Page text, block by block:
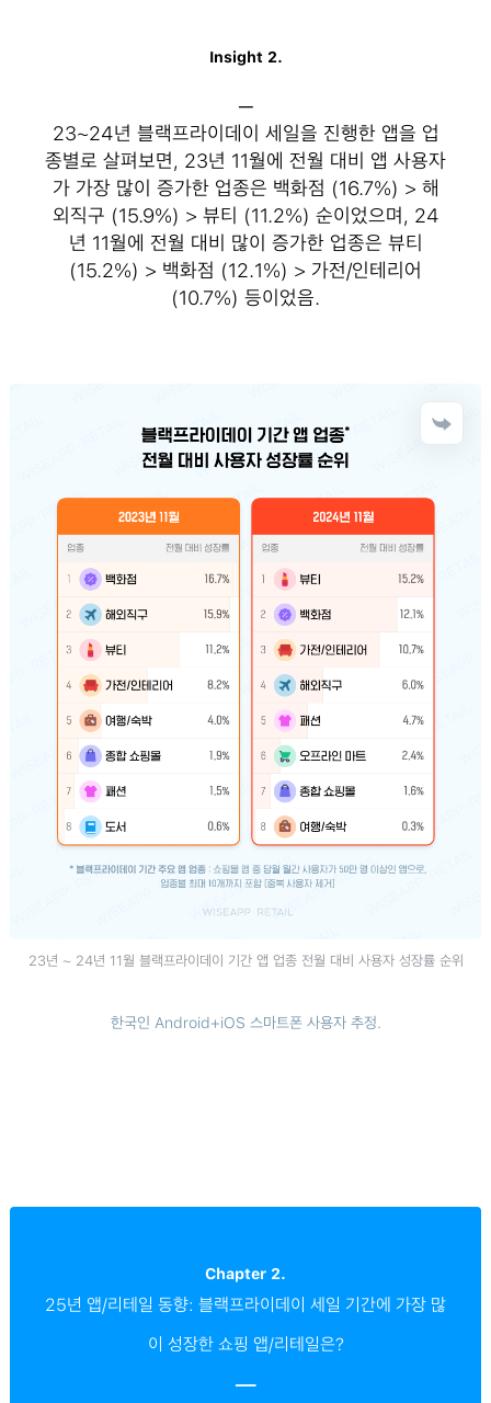
Insight 2.
─
23~24년 블랙프라이데이 세일을 진행한 앱을 업
종별로 살펴보면, 23년 11월에 전월 대비 앱 사용자
가 가장 많이 증가한 업종은 백화점 (16.7%) > 해
외직구 (15.9%) > 뷰티 (11.2%) 순이었으며, 24
년 11월에 전월 대비 많이 증가한 업종은 뷰티
(15.2%) > 백화점 (12.1%) > 가전/인테리어
(10.7%) 등이었음.
23년 ~ 24년 11월 블랙프라이데이 기간 앱 업종 전월 대비 사용자 성장률 순위
한국인 Android+iOS 스마트폰 사용자 추정.
Chapter 2.
25년 앱/리테일 동향: 블랙프라이데이 세일 기간에 가장 많
이 성장한 쇼핑 앱/리테일은?
─